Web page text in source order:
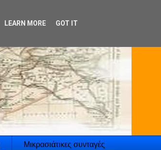
Μικρασιάτικες συνταγές
LEARN MORE GOT IT